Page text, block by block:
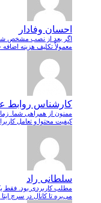
احسان وفادار
اگر بعد از نصب مشخص
معمولاً تکلیف هزینه
کارشناس روابط
ممنون از همراهی شما.
کیفیت محتوا و تعامل
سلطانی راد
مطلب کاربردی بود. فقط
می‌بره تا کانال در سرچ